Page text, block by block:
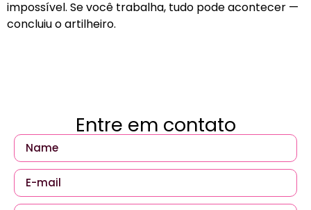
impossível. Se você trabalha, tudo pode acontecer —
concluiu o artilheiro.
Entre em contato